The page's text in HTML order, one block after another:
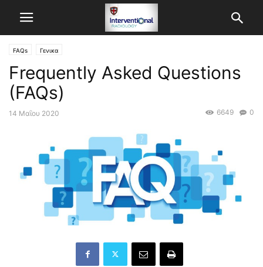
FAQs Γενικα
Frequently Asked Questions
(FAQs)
14 Μαΐου 2020 0
6649